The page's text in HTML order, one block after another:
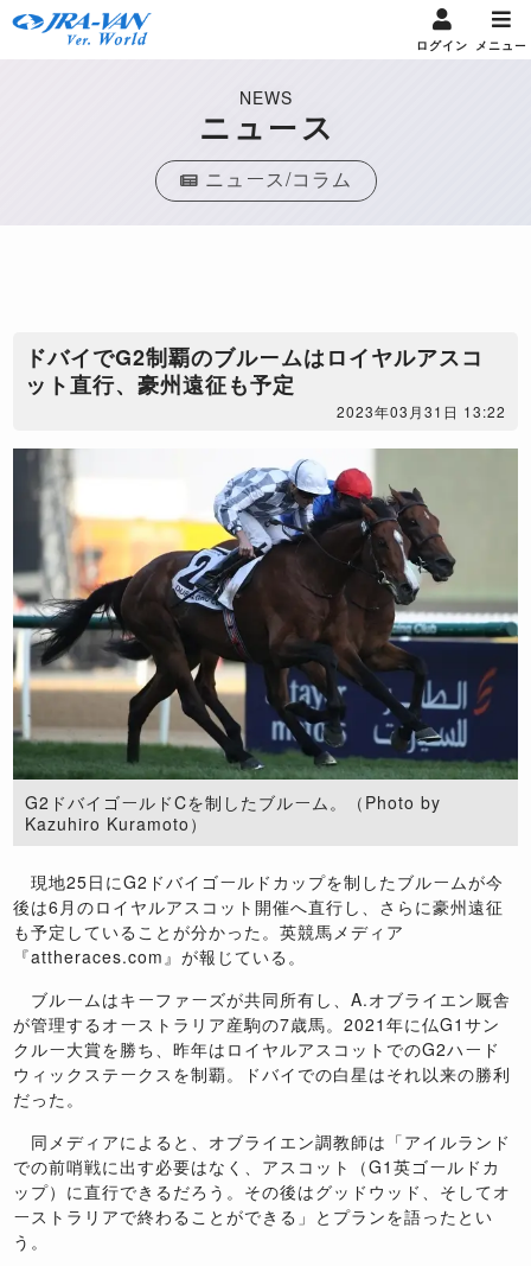
ログイン メニュー
NEWS
ニュース
ニュース/コラム
ドバイでG2制覇のブルームはロイヤルアスコ
ット直行、豪州遠征も予定
2023年03月31日 13:22
G2ドバイゴールドCを制したブルーム。（Photo by
Kazuhiro Kuramoto）
現地25日にG2ドバイゴールドカップを制したブルームが今
後は6月のロイヤルアスコット開催へ直行し、さらに豪州遠征
も予定していることが分かった。英競馬メディア
『attheraces.com』が報じている。
ブルームはキーファーズが共同所有し、A.オブライエン厩舎
が管理するオーストラリア産駒の7歳馬。2021年に仏G1サン
クルー大賞を勝ち、昨年はロイヤルアスコットでのG2ハード
ウィックステークスを制覇。ドバイでの白星はそれ以来の勝利
だった。
同メディアによると、オブライエン調教師は「アイルランド
での前哨戦に出す必要はなく、アスコット（G1英ゴールドカ
ップ）に直行できるだろう。その後はグッドウッド、そしてオ
ーストラリアで終わることができる」とプランを語ったとい
う。